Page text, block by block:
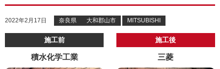
2022年2月17日 奈良県 大和郡山市 MITSUBISHI
施工前
積水化学工業
施工後
三菱